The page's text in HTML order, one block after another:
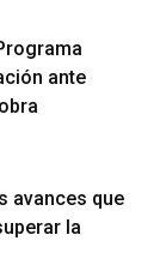
ante
avances que
la